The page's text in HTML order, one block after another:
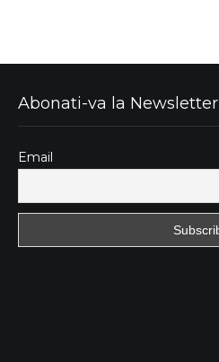
Abonati-va la Newsletter
Email